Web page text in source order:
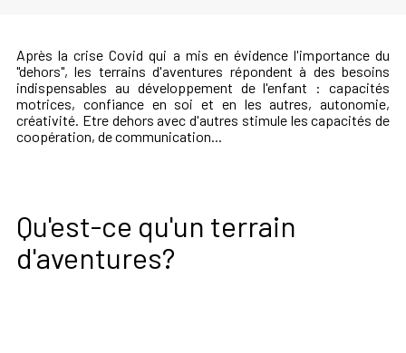
Après la crise Covid qui a mis en évidence l'importance du
"dehors", les terrains d'aventures répondent à des besoins
indispensables au développement de l'enfant : capacités
motrices, confiance en soi et en les autres, autonomie,
créativité. Etre dehors avec d'autres stimule les capacités de
coopération, de communication...
Qu'est-ce qu'un terrain
d'aventures?